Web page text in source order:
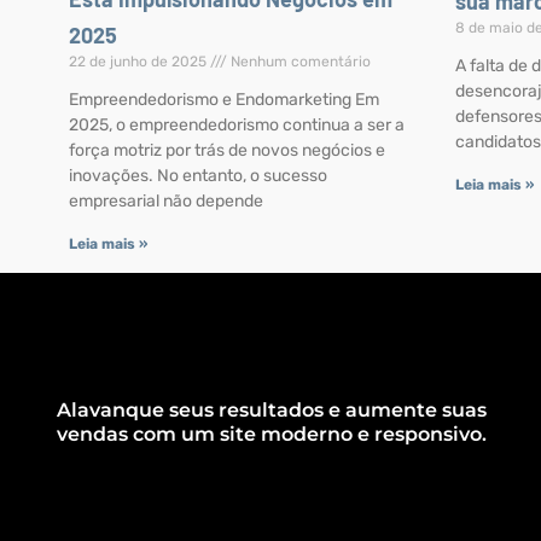
2025
22 de junho de 2025 Nenhum comentário
Empreendedorismo e Endomarketing Em
2025, o empreendedorismo continua a ser a
força motriz por trás de novos negócios e
inovações. No entanto, o sucesso
empresarial não depende
Leia mais »
8 de maio
A falta de
Leia mais »
Alavanque seus resultados e aumente suas
vendas com um site moderno e responsivo.